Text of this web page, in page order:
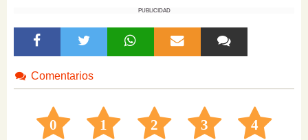
PUBLICIDAD
Comentarios
0 1 2 3 4